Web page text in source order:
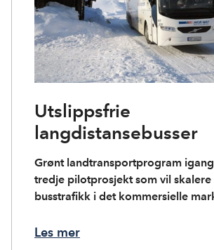
Utslippsfrie
langdistansebusser
Grønt landtransportprogram
tredje pilotprosjekt som vil
busstrafikk i det kommersielle
Les mer